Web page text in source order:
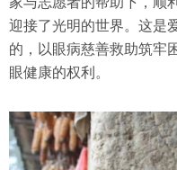
迎接了光明的世界。这是
的，以眼病慈善救助筑牢
眼健康的权利。